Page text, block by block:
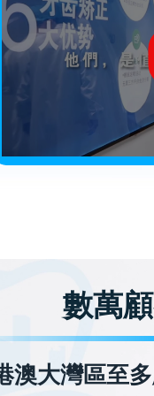
數萬
澳大灣區至